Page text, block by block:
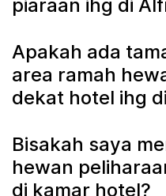
piaraan ihg di
Apakah ada
area ramah
dekat hotel ihg
Bisakah saya
hewan
di kamar hotel?